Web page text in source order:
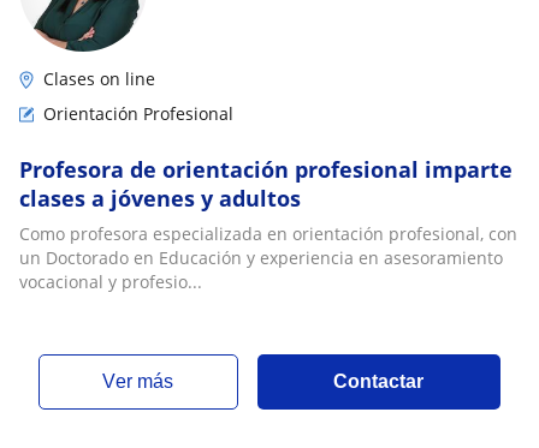
Clases on line
Orientación Profesional
Profesora de orientación profesional imparte
clases a jóvenes y adultos
Como profesora especializada en orientación profesional, con
un Doctorado en Educación y experiencia en asesoramiento
vocacional y profesio...
ver más Contactar